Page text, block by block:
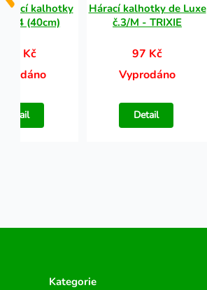
kalhotky
4 (40cm)
162 Kč
Detail
Hárací kalhotky de Luxe
č.3/M - TRIXIE
97 Kč
Vyprodáno
Detail
Kategorie